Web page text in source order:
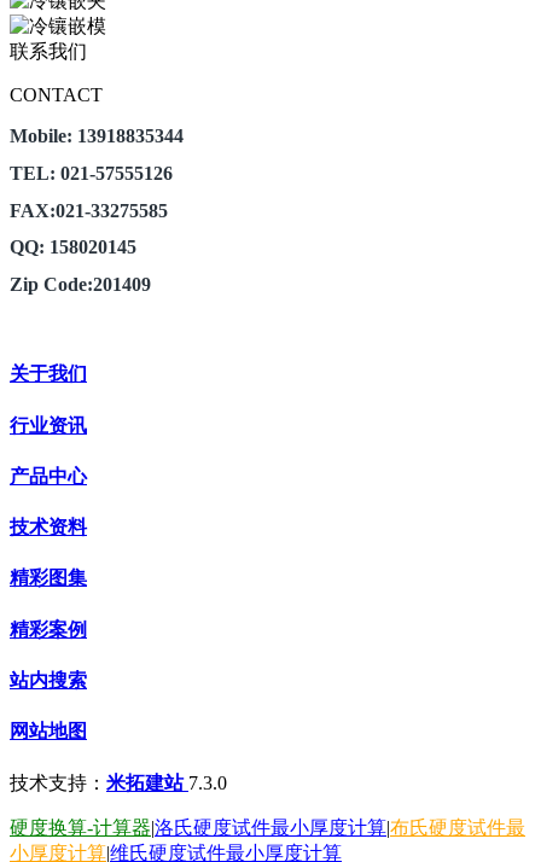
联系我们
CONTACT
Mobile: 13918835344
TEL: 021-57555126
FAX:021-33275585
QQ: 158020145
Zip Code:201409
关于我们
行业资讯
产品中心
技术资料
精彩图集
精彩案例
站内搜索
网站地图
技术支持： 米拓建站 7.3.0
硬度换算-计算器|洛氏硬度试件最小厚度计算|布氏硬度试件最
小厚度计算|维氏硬度试件最小厚度计算